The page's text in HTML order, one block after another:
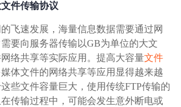
件传输协议
飞速发展，海量信息数据需要通过网
要向服务器传输以GB为单位的大文
络共享等实际应用。提高大容量文件
体文件的网络共享等应用显得越来越
些文件容量巨大，使用传统FTP传输的
传输过程中，可能会发生意外断电或